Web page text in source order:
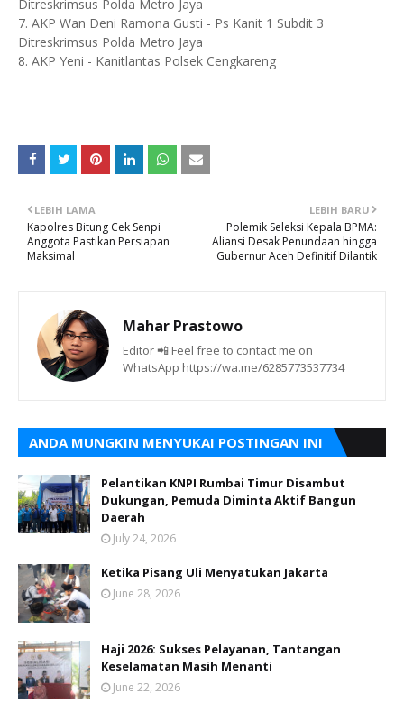
Ditreskrimsus Polda Metro Jaya
7. AKP Wan Deni Ramona Gusti - Ps Kanit 1 Subdit 3
Ditreskrimsus Polda Metro Jaya
8. AKP Yeni - Kanitlantas Polsek Cengkareng
LEBIH BARU
Polemik Seleksi Kepala BPMA:
Aliansi Desak Penundaan hingga
Gubernur Aceh Definitif Dilantik
LEBIH LAMA
Kapolres Bitung Cek Senpi
Anggota Pastikan Persiapan
Maksimal
Mahar Prastowo
Editor 📲 Feel free to contact me on
WhatsApp https://wa.me/6285773537734
ANDA MUNGKIN MENYUKAI POSTINGAN INI
Pelantikan KNPI Rumbai Timur Disambut
Dukungan, Pemuda Diminta Aktif Bangun
Daerah
July 24, 2026
Ketika Pisang Uli Menyatukan Jakarta
June 28, 2026
Haji 2026: Sukses Pelayanan, Tantangan
Keselamatan Masih Menanti
June 22, 2026